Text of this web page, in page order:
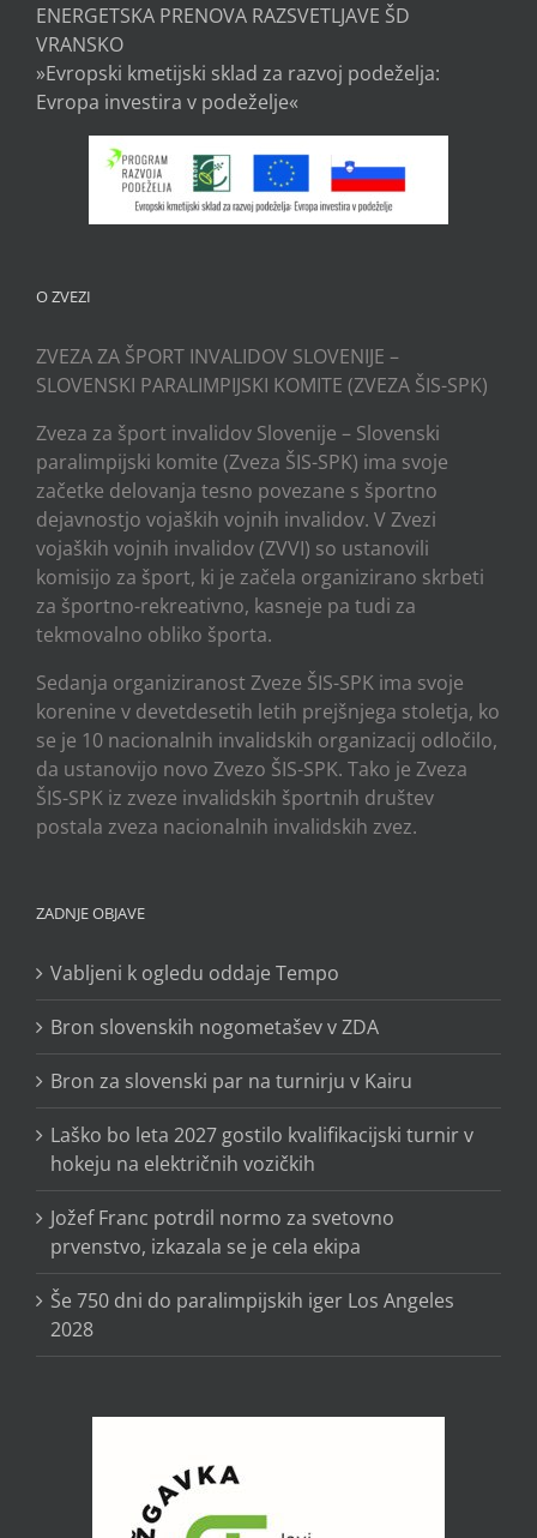
ENERGETSKA PRENOVA RAZSVETLJAVE ŠD
VRANSKO
»Evropski kmetijski sklad za razvoj podeželja:
Evropa investira v podeželje«
O ZVEZI
ZVEZA ZA ŠPORT INVALIDOV SLOVENIJE –
SLOVENSKI PARALIMPIJSKI KOMITE (ZVEZA ŠIS-SPK)
Zveza za šport invalidov Slovenije – Slovenski
paralimpijski komite (Zveza ŠIS-SPK) ima svoje
začetke delovanja tesno povezane s športno
dejavnostjo vojaških vojnih invalidov. V Zvezi
vojaških vojnih invalidov (ZVVI) so ustanovili
komisijo za šport, ki je začela organizirano skrbeti
za športno-rekreativno, kasneje pa tudi za
tekmovalno obliko športa.
Sedanja organiziranost Zveze ŠIS-SPK ima svoje
korenine v devetdesetih letih prejšnjega stoletja, ko
se je 10 nacionalnih invalidskih organizacij odločilo,
da ustanovijo novo Zvezo ŠIS-SPK. Tako je Zveza
ŠIS-SPK iz zveze invalidskih športnih društev
postala zveza nacionalnih invalidskih zvez.
ZADNJE OBJAVE
Vabljeni k ogledu oddaje Tempo
Bron slovenskih nogometašev v ZDA
Bron za slovenski par na turnirju v Kairu
Laško bo leta 2027 gostilo kvalifikacijski turnir v
hokeju na električnih vozičkih
Jožef Franc potrdil normo za svetovno
prvenstvo, izkazala se je cela ekipa
Še 750 dni do paralimpijskih iger Los Angeles
2028